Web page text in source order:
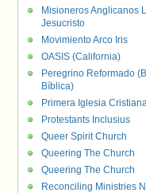
Misioneros Anglicanos
Jesucristo
Movimiento Arco Iris
OASIS (California)
Peregrino Reformado
Bíblica)
Primera Iglesia
Protestants Inclusius
Queer Spirit Church
Queering The Church
Queering The Church
Reconciling Ministries